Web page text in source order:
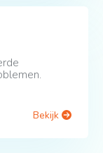
Bekijk